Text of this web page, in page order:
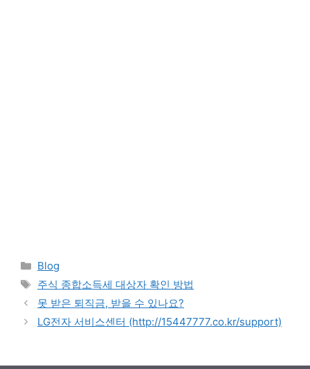
Categories
Blog
Tags
주식 종합소득세 대상자 확인 방법
못 받은 퇴직금, 받을 수 있나요?
LG전자 서비스센터 (http://15447777.co.kr/support)